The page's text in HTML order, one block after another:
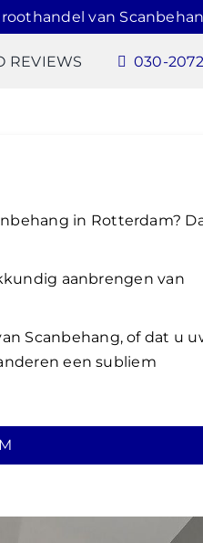
van
REVIEWS 030-
in Rotterdam?
aanbrengen van
Scanbehang, of dat u
een subliem